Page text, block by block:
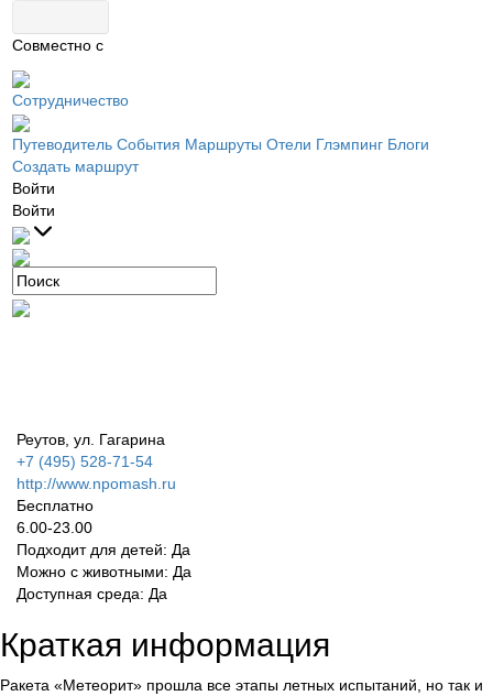
Совместно с
Сотрудничество
Путеводитель События Маршруты Отели Глэмпинг Блоги
Создать маршрут
Войти
Войти
Реутов, ул. Гагарина
+7 (495) 528-71-54
http://www.npomash.ru
Бесплатно
6.00-23.00
Подходит для детей: Да
Можно с животными: Да
Доступная среда: Да
Краткая информация
Ракета «Метеорит» прошла все этапы летных испытаний, но так и